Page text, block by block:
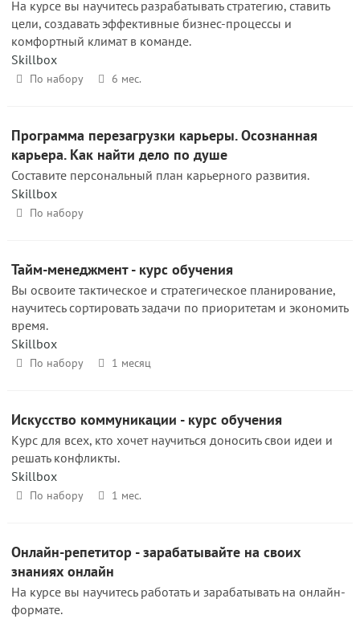
На курсе вы научитесь разрабатывать стратегию, ставить
цели, создавать эффективные бизнес-процессы и
комфортный климат в команде.
Skillbox
По набору 6 мес.
Программа перезагрузки карьеры. Осознанная
карьера. Как найти дело по душе
Составите персональный план карьерного развития.
Skillbox
По набору
Тайм-менеджмент - курс обучения
Вы освоите тактическое и стратегическое планирование,
научитесь сортировать задачи по приоритетам и экономить
время.
Skillbox
По набору 1 месяц
Искусство коммуникации - курс обучения
Курс для всех, кто хочет научиться доносить свои идеи и
решать конфликты.
Skillbox
По набору 1 мес.
Онлайн-репетитор - зарабатывайте на своих
знаниях онлайн
На курсе вы научитесь работать и зарабатывать на онлайн-
формате.